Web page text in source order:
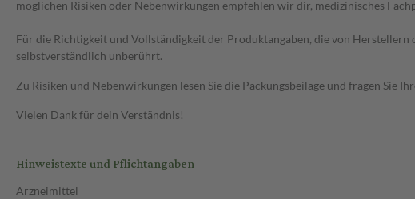
möglichen Risiken oder Nebenwirkungen empfehlen wir dir, medizinisches
Für die Richtigkeit und Vollständigkeit der Produktangaben, die von
selbstverständlich unberührt.
Zu Risiken und Nebenwirkungen lesen Sie die Packungsbeilage und fragen Sie
Vielen Dank für dein Verständnis!
Hinweistexte und Pflichtangaben
Arzneimittel